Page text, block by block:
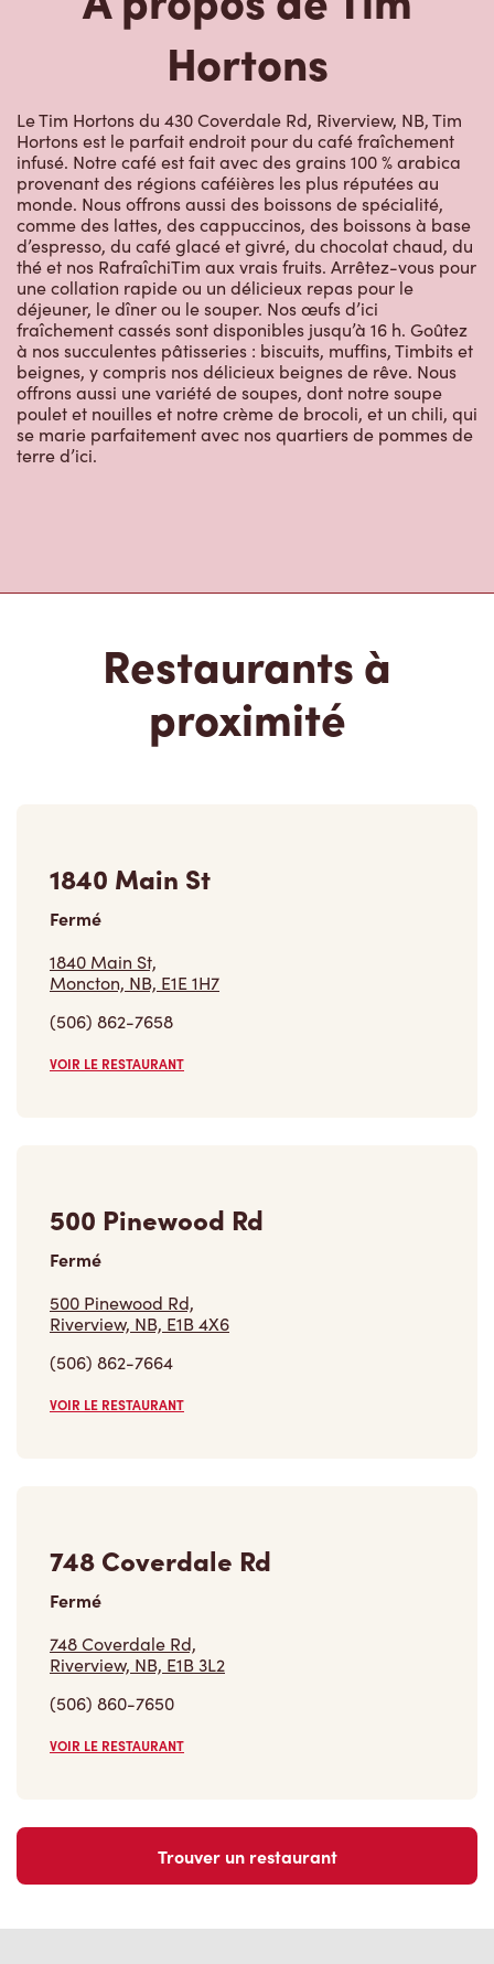
Hortons
Le Tim Hortons du 430 Coverdale Rd, Riverview, NB, Tim
Hortons est le parfait endroit pour du café fraîchement
infusé. Notre café est fait avec des grains 100 % arabica
provenant des régions caféières les plus réputées au
monde. Nous offrons aussi des boissons de spécialité,
comme des lattes, des cappuccinos, des boissons à base
d’espresso, du café glacé et givré, du chocolat chaud, du
thé et nos RafraîchiTim aux vrais fruits. Arrêtez-vous pour
une collation rapide ou un délicieux repas pour le
déjeuner, le dîner ou le souper. Nos œufs d’ici
fraîchement cassés sont disponibles jusqu’à 16 h. Goûtez
à nos succulentes pâtisseries : biscuits, muffins, Timbits et
beignes, y compris nos délicieux beignes de rêve. Nous
offrons aussi une variété de soupes, dont notre soupe
poulet et nouilles et notre crème de brocoli, et un chili, qui
se marie parfaitement avec nos quartiers de pommes de
terre d’ici.
Restaurants à
proximité
1840 Main St
Fermé
1840 Main St,
Moncton, NB, E1E 1H7
(506) 862-7658
VOIR LE RESTAURANT
500 Pinewood Rd
Fermé
500 Pinewood Rd,
Riverview, NB, E1B 4X6
(506) 862-7664
VOIR LE RESTAURANT
748 Coverdale Rd
Fermé
748 Coverdale Rd,
Riverview, NB, E1B 3L2
(506) 860-7650
VOIR LE RESTAURANT
Trouver un restaurant